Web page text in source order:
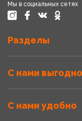
Мы в социальных сетях
Разделы
С нами выгодно
С нами удобно